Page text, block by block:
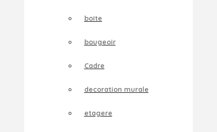
boite
bougeoir
Cadre
decoration murale
etagere